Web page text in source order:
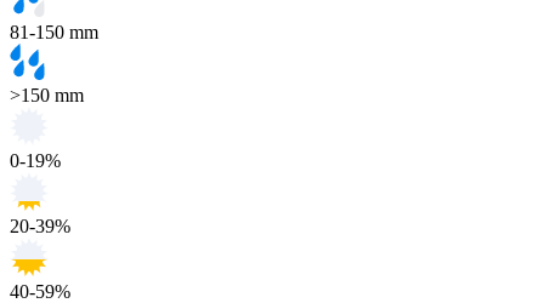
81-150 mm
>150 mm
0-19%
20-39%
40-59%